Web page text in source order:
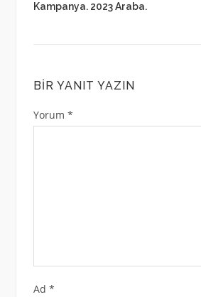
Kampanya. 2023 Araba.
BIR YANIT YAZIN
Yorum *
Ad *